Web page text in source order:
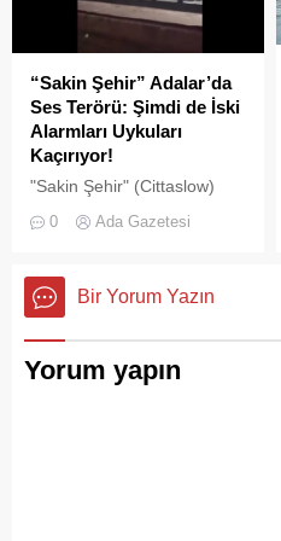
“Sakin Şehir” Adalar’da
Ses Terörü: Şimdi de İski
Alarmları Uykuları
Kaçırıyor!
"Sakin Şehir" (Cittaslow)
Adalar'da gürültü kirliliği
0 Ada Gazetesi
Bir Yorum Yazın
Yorum yapın